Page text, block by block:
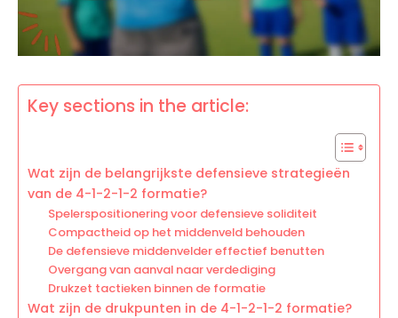
Key sections in the article:
Wat zijn de belangrijkste defensieve strategieën
van de 4-1-2-1-2 formatie?
Spelerspositionering voor defensieve soliditeit
Compactheid op het middenveld behouden
De defensieve middenvelder effectief benutten
Overgang van aanval naar verdediging
Drukzet tactieken binnen de formatie
Wat zijn de drukpunten in de 4-1-2-1-2 formatie?